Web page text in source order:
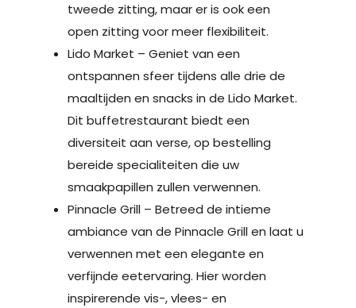
tweede zitting, maar er is ook een
open zitting voor meer flexibiliteit.
Lido Market – Geniet van een
ontspannen sfeer tijdens alle drie de
maaltijden en snacks in de Lido Market.
Dit buffetrestaurant biedt een
diversiteit aan verse, op bestelling
bereide specialiteiten die uw
smaakpapillen zullen verwennen.
Pinnacle Grill – Betreed de intieme
ambiance van de Pinnacle Grill en laat u
verwennen met een elegante en
verfijnde eetervaring. Hier worden
inspirerende vis-, vlees- en